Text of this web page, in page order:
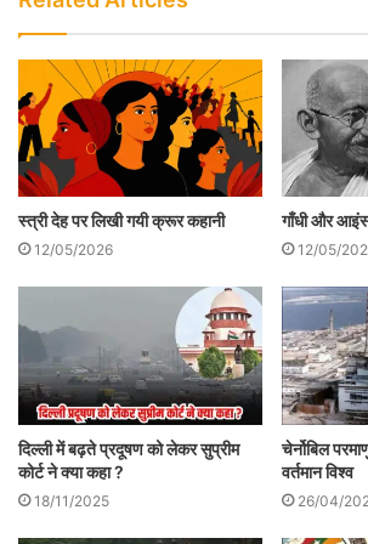
कि आजाद भारत में भी आदिवासी
औपनिवेशिक गुलामी से शायद ही मुक्‍त
संथालों के ऊपर कायस्‍थ
प्रसाद के बहकावे में आकर मेरीगंज
स्त्री देह पर लिखी गयी क्रूर कहानी
12/05/2026
गाँधी और
12/05/
दिल्ली में बढ़ते प्रदूषण को लेकर सुप्रीम
कोर्ट ने क्या कहा ?
18/11/2025
चेर्नोबिल
वर्तमान विश्व
26/04/